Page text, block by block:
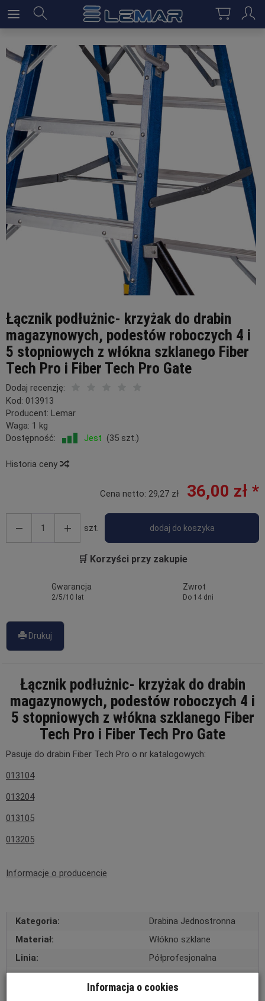
Łącznik podłużnic- krzyżak do drabin
magazynowych, podestów roboczych 4 i
5 stopniowych z włókna szklanego Fiber
Tech Pro i Fiber Tech Pro Gate
Dodaj recenzję:
Kod: 013913
Producent: Lemar
Waga: 1 kg
Dostępność:
Jest (35 szt.)
Historia ceny
Cena netto: 29,27 zł 36,00 zł *
szt. dodaj do koszyka
🛒 Korzyści przy zakupie
Gwarancja
2/5/10 lat
Zwrot
Do 14 dni
Drukuj
Łącznik podłużnic- krzyżak do drabin
magazynowych, podestów roboczych 4 i
5 stopniowych z włókna szklanego Fiber
Tech Pro i Fiber Tech Pro Gate
Pasuje do drabin Fiber Tech Pro o nr katalogowych:
013104
013204
013105
013205
Informacje o producencie
Kategoria:
Drabina Jednostronna
Materiał:
Włókno szklane
Linia:
Półprofesjonalna
Ilość szczebli:
7
Wymiary transportowe (dł.
Informacja o cookies